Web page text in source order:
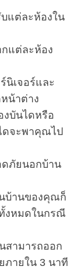
แต่ละห้องใน
แต่ละห้อง
นิเจอร์และ
น้าต่าง
บันไดหรือ
ดจะพาคุณไป
ภัยนอกบ้าน
นบ้านของคุณก็
งหมดในกรณี
สามารถออก
ายใน 3 นาที